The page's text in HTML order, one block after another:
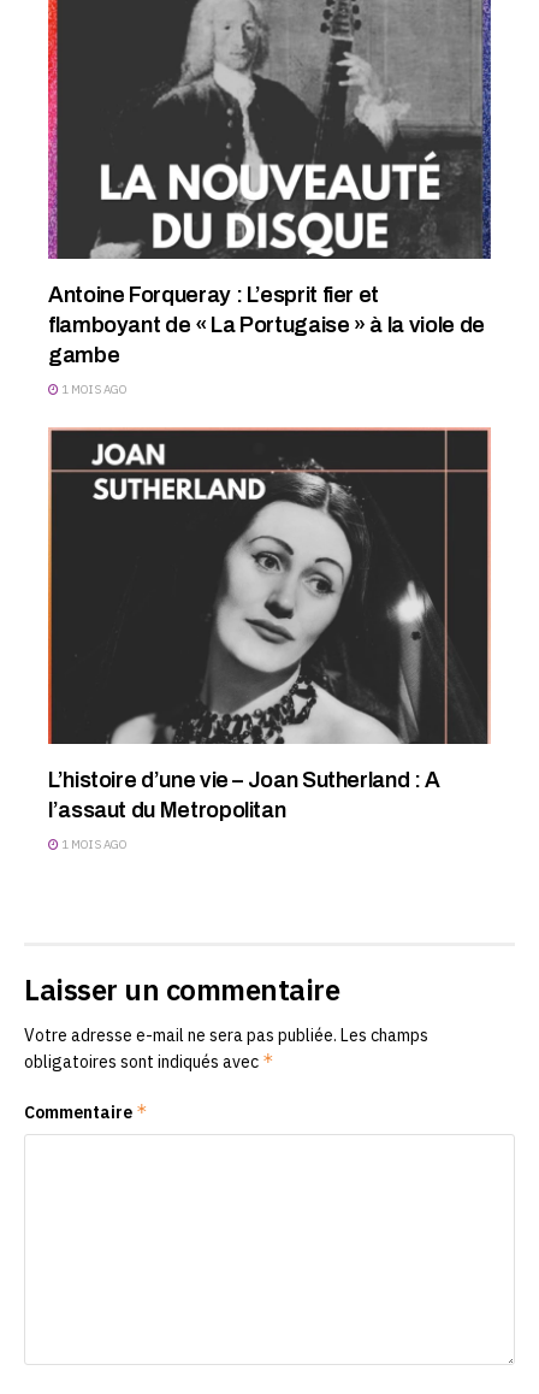
Antoine Forqueray : L’esprit fier et
flamboyant de « La Portugaise » à la viole de
gambe
1 MOIS AGO
L’histoire d’une vie – Joan Sutherland : A
l’assaut du Metropolitan
1 MOIS AGO
Laisser un commentaire
Votre adresse e-mail ne sera pas publiée. Les champs
obligatoires sont indiqués avec *
Commentaire *